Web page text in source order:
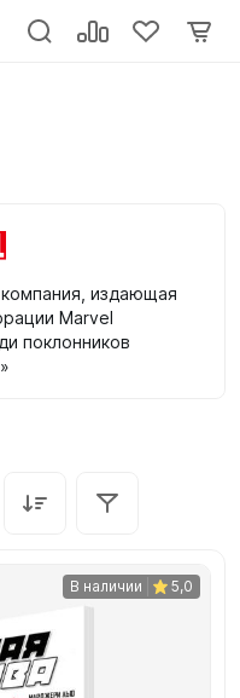
издающая
Marvel
поклонников
В наличии 5,0